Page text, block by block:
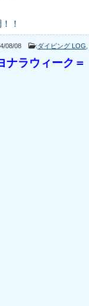
！
08/08 :ダイビング LOG
ナラウィーク＝